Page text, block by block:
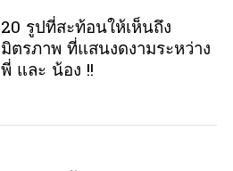
20 รูปที่สะท้อนให้เห็นถึง
มิตรภาพ ที่แสนงดงามระหว่าง
พี่ และ น้อง !!